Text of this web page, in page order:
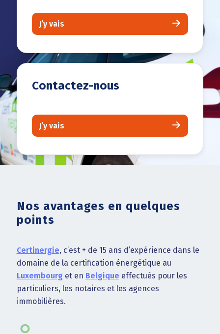
J’y vais
Contactez-nous
J’y vais
Nos avantages en quelques
points
Certinergie, c’est + de 15 ans d’expérience dans le
domaine de la certification énergétique au
Luxembourg et en Belgique effectués pour les
particuliers, les notaires et les agences
immobilières.